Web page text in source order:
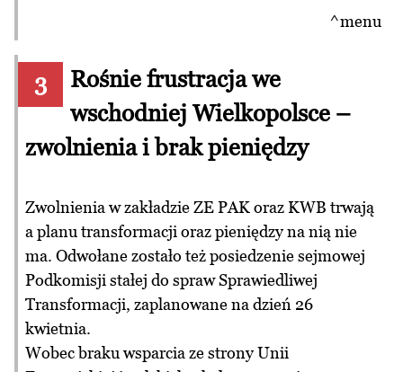
^menu
3
Rośnie frustracja we
wschodniej Wielkopolsce –
zwolnienia i brak pieniędzy
Zwolnienia w zakładzie ZE PAK oraz KWB trwają
a planu transformacji oraz pieniędzy na nią nie
ma. Odwołane zostało też posiedzenie sejmowej
Podkomisji stałej do spraw Sprawiedliwej
Transformacji, zaplanowane na dzień 26
kwietnia.
Wobec braku wsparcia ze strony Unii